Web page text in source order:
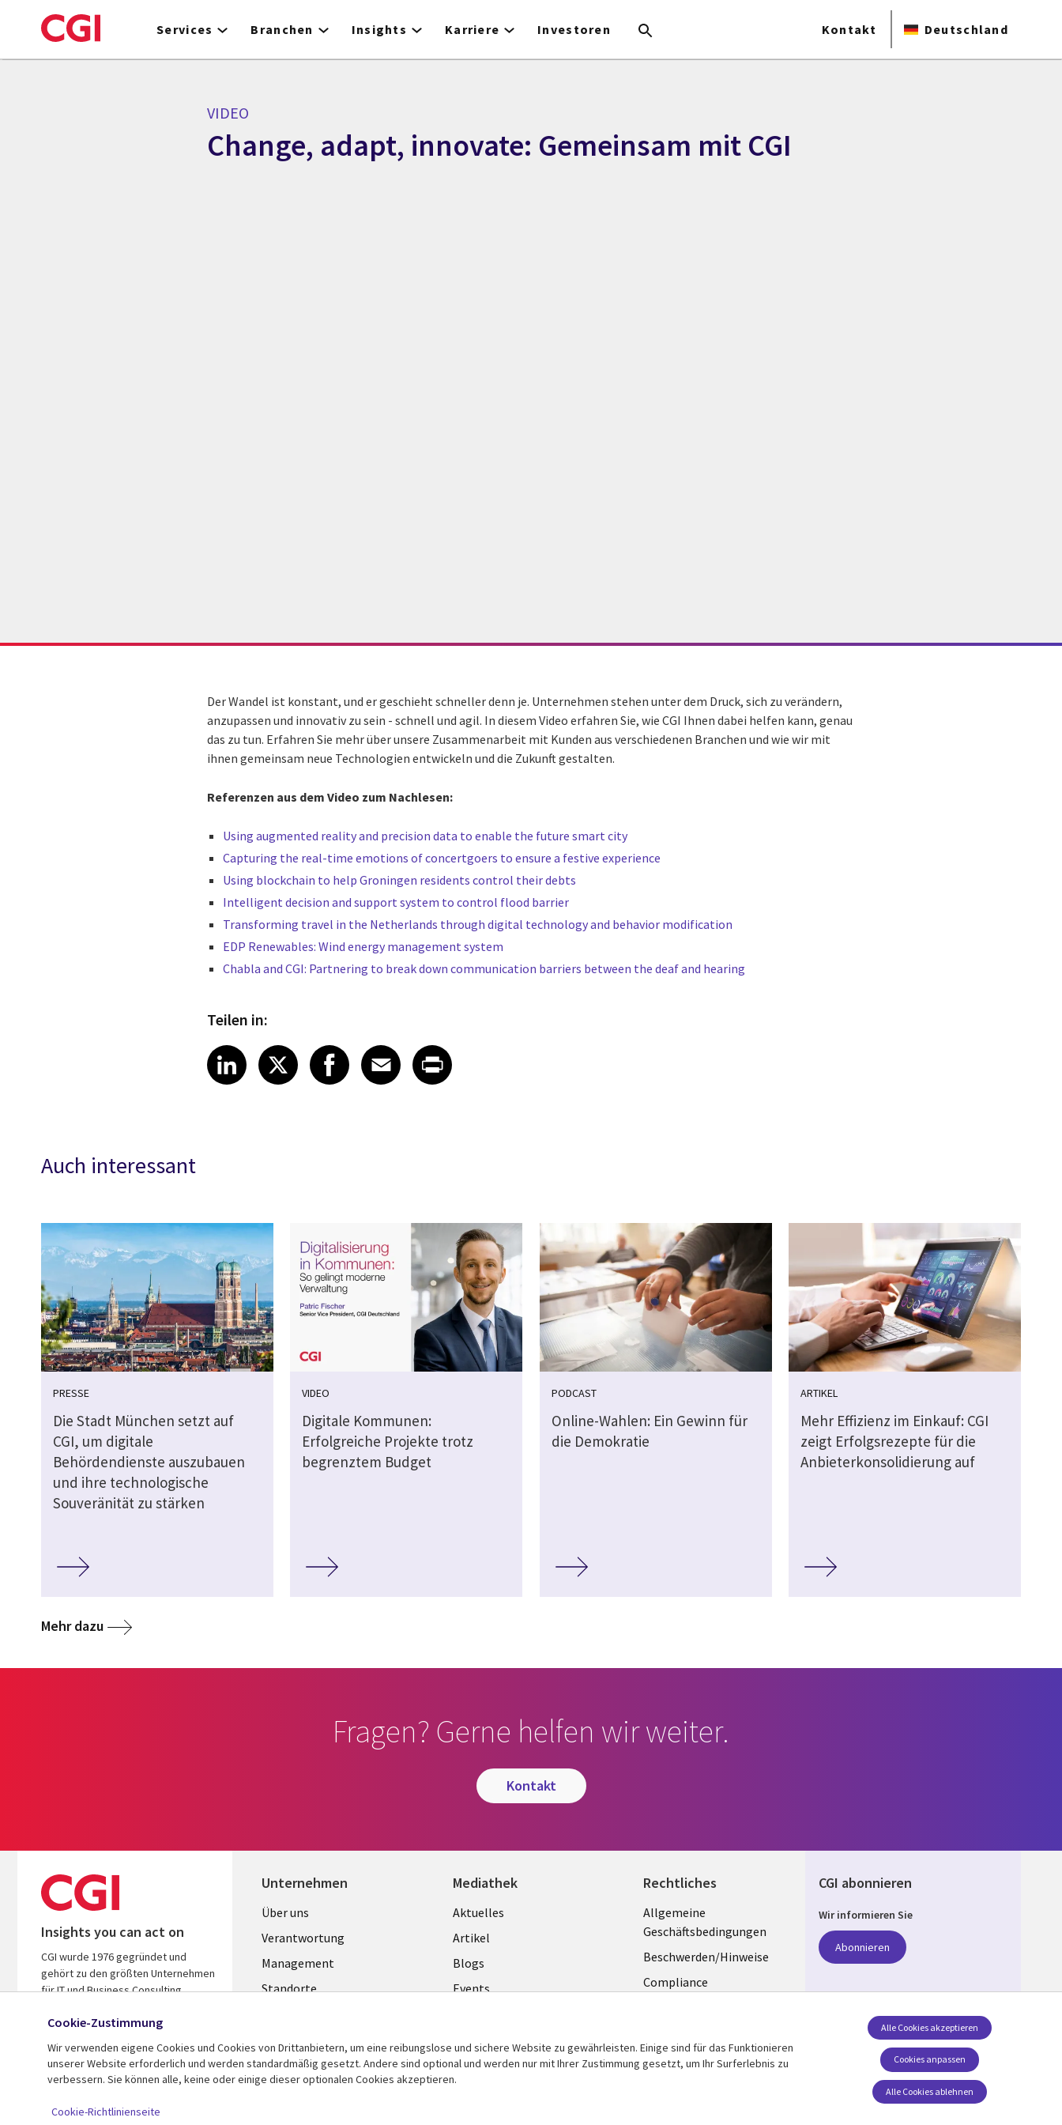
to
Services Branchen Insights Karriere Investoren Kontakt Deutschland
VIDEO
Change, adapt, innovate: Gemeinsam mit CGI
Der Wandel ist konstant, und er geschieht schneller denn je. Unternehmen stehen unter dem Druck, sich zu verändern,
anzupassen und innovativ zu sein - schnell und agil. In diesem Video erfahren Sie, wie CGI Ihnen dabei helfen kann, genau
das zu tun. Erfahren Sie mehr über unsere Zusammenarbeit mit Kunden aus verschiedenen Branchen und wie wir mit
ihnen gemeinsam neue Technologien entwickeln und die Zukunft gestalten.
Referenzen aus dem Video zum Nachlesen:
Using augmented reality and precision data to enable the future smart city
Capturing the real-time emotions of concertgoers to ensure a festive experience
Using blockchain to help Groningen residents control their debts
Intelligent decision and support system to control flood barrier
Transforming travel in the Netherlands through digital technology and behavior modification
EDP Renewables: Wind energy management system
Chabla and CGI: Partnering to break down communication barriers between the deaf and hearing
Teilen in:
Share article on LinkedIn
LinkedIn
Share article on X
XShare article on Facebook
Facebook
Share article on Email
Email
Share article on Print
Auch interessant
PRESSE
Die Stadt München setzt auf
CGI, um digitale
Behördendienste auszubauen
und ihre technologische
Souveränität zu stärken
VIDEO
Digitale Kommunen:
Erfolgreiche Projekte trotz
begrenztem Budget
PODCAST
Online-Wahlen: Ein Gewinn für
die Demokratie
ARTIKEL
Mehr Effizienz im Einkauf: CGI
zeigt Erfolgsrezepte für die
Anbieterkonsolidierung auf
Mehr dazu
Fragen? Gerne helfen wir weiter.
kontakt
Insights you can act on
CGI wurde 1976 gegründet und
gehört zu den größten Unternehmen
für IT und Business Consulting
handeln ergebnisorientiert und
Unternehmen
Useful
links
GERMANY
Über uns
Verantwortung
Management
Standorte
Mediathek
Library
Links
GERMANY
Aktuelles
Artikel
Blogs
Events
Standpunkt
Rechtliches
Legal
GERMANY
Allgemeine
Geschäftsbedingungen
Beschwerden/Hinweise
Compliance
Cookie-Einstellungen
CGI abonnieren
Wir informieren Sie
Abonnieren
Folgen Sie uns
Social Media GERMANY
Cookie-Zustimmung
Wir verwenden eigene Cookies und Cookies von Drittanbietern, um eine reibungslose und sichere Website zu gewährleisten. Einige sind für das Funktionieren
unserer Website erforderlich und werden standardmäßig gesetzt. Andere sind optional und werden nur mit Ihrer Zustimmung gesetzt, um Ihr Surferlebnis zu
verbessern. Sie können alle, keine oder einige dieser optionalen Cookies akzeptieren.
Cookies anpassen
Alle Cookies akzeptieren
Alle Cookies ablehnen
Cookie-Richtlinienseite